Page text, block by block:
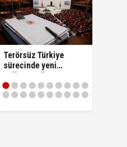
kabul edildi!
Terörsüz Türkiye
sürecinde yeni
gelişme... "Çerçeve
Yasa Teklifi"
komisyonda kabul